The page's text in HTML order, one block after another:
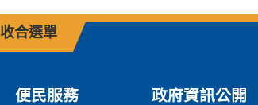
收合選單
便民服務 政府資訊公開